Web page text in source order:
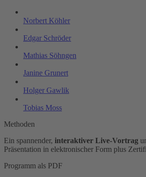
Norbert Köhler
Edgar Schröder
Mathias Söhngen
Janine Grunert
Holger Gawlik
Tobias Moss
Methoden
Ein spannender, interaktiver Live-Vortrag
Präsentation in elektronischer Form plus
Programm als PDF